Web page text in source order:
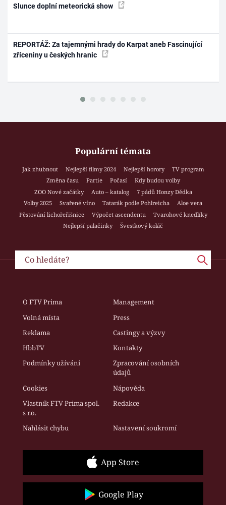
Slunce doplní meteorická show
REPORTÁŽ: Za tajemnými hrady do Karpat aneb Fascinující
zříceniny u českých hranic
Populární témata
Jak zhubnout Nejlepší filmy 2024 Nejlepší horory
TV program
Změna času
Partie Počasí
Kdy budou volby
ZOO Nové začátky
Auto – katalog
7 pádů Honzy Dědka
Volby 2025
Svařené víno Tatarák podle Pohlreicha
Aloe vera
Pěstování lichořeřišnice
Výpočet ascendentu
Tvarohové knedlíky
Nejlepší palačinky
Švestkový koláč
O FTV Prima
Management
Volná místa
Press
Reklama
Castingy a výzvy
HbbTV
Kontakty
Podmínky užívání
Zpracování osobních
údajů
Cookies
Nápověda
Vlastník FTV Prima spol.
s r.o.
Redakce
Nahlásit chybu Nastavení soukromí
App Store
Google Play